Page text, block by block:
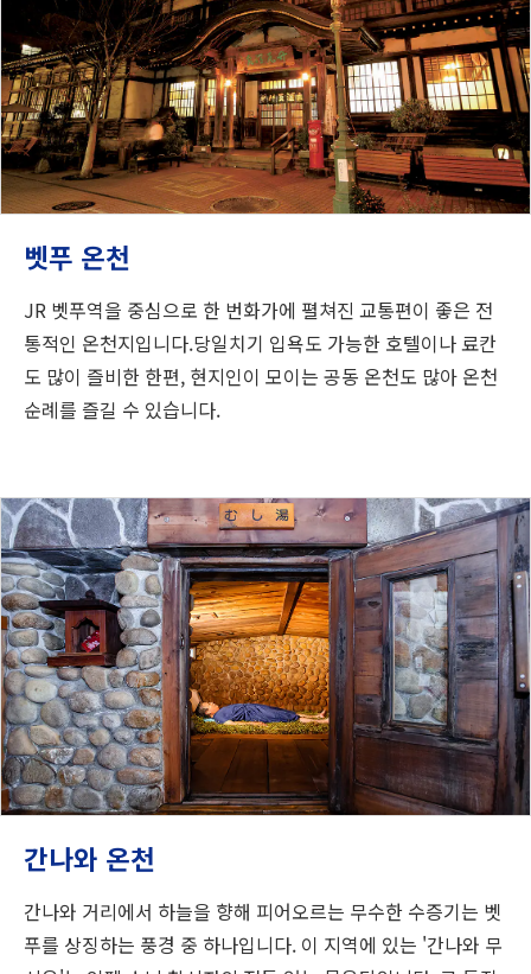
벳푸 온천
JR 벳푸역을 중심으로 한 번화가에 펼쳐진 교통편이 좋은 전
통적인 온천지입니다.당일치기 입욕도 가능한 호텔이나 료칸
도 많이 즐비한 한편, 현지인이 모이는 공동 온천도 많아 온천
순례를 즐길 수 있습니다.
간나와 온천
간나와 거리에서 하늘을 향해 피어오르는 무수한 수증기는 벳
푸를 상징하는 풍경 중 하나입니다. 이 지역에 있는 '간나와 무